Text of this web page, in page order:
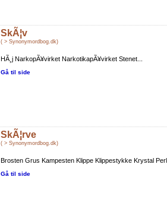
SkÃ¦v
( > Synonymordbog.dk)
HÃ¸j NarkopÃ¥virket NarkotikapÃ¥virket Stenet...
Gå til side
SkÃ¦rve
( > Synonymordbog.dk)
Brosten Grus Kampesten Klippe Klippestykke Krystal
Gå til side